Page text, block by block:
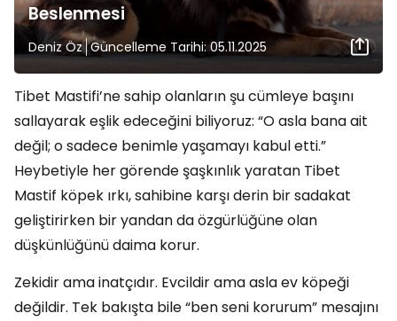
Beslenmesi
Deniz Öz Güncelleme Tarihi: 05.11.2025
Tibet Mastifi’ne sahip olanların şu cümleye başını
sallayarak eşlik edeceğini biliyoruz: “O asla bana ait
değil; o sadece benimle yaşamayı kabul etti.”
Heybetiyle her görende şaşkınlık yaratan Tibet
Mastif köpek ırkı, sahibine karşı derin bir sadakat
geliştirirken bir yandan da özgürlüğüne olan
düşkünlüğünü daima korur.
Zekidir ama inatçıdır. Evcildir ama asla ev köpeği
değildir. Tek bakışta bile “ben seni korurum” mesajını